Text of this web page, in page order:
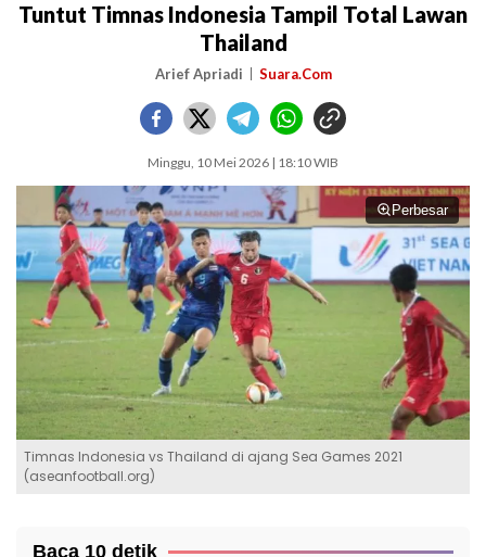
Tuntut Timnas Indonesia Tampil Total Lawan
Thailand
Arief Apriadi Suara.Com
Minggu, 10 Mei 2026 | 18:10 WIB
Perbesar
Timnas Indonesia vs Thailand di ajang Sea Games 2021
(aseanfootball.org)
Baca 10 detik